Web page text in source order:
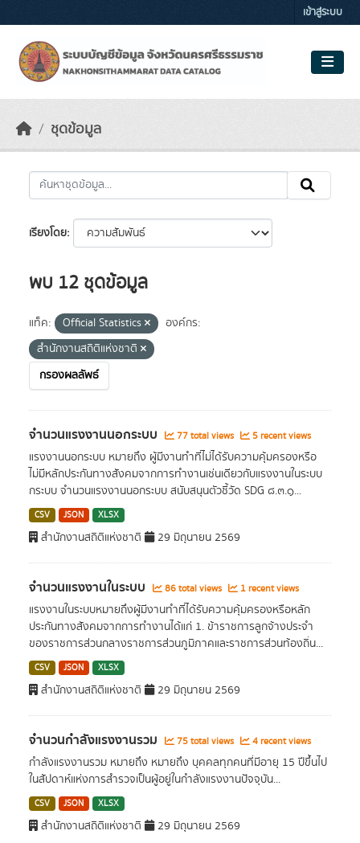
เข้าสู่ระบบ
ชุดข้อมูล
เรียงโดย
พบ 12 ชุดข้อมูล
แท็ค: Official Statistics
องค์กร:
สำนักงานสถิติแห่งชาติ
กรองผลลัพธ์
จำนวนแรงงานนอกระบบ 77 total views 5 recent views
แรงงานนอกระบบ หมายถึง ผู้มีงานทําที่ไม่ได้รับความคุ้มครองหรือ
ไม่มีหลักประกันทางสังคมจากการทํางานเช่นเดียวกับแรงงานในระบบ
กระบบ จำนวนแรงงานนอกระบบ สนับสนุนตัวชี้วัด SDG ๘.๓.๑...
CSV JSON XLSX
สำนักงานสถิติแห่งชาติ 29 มิถุนายน 2569
จำนวนแรงงานในระบบ 86 total views 1 recent views
แรงงานในระบบหมายถึงผู้มีงานทําที่ได้รับความคุ้มครองหรือหลัก
ประกันทางสังคมจากการทํางานได้แก่ 1. ข้าราชการลูกจ้างประจํา
ของราชการส่วนกลางราชการส่วนภูมิภาคและราชการส่วนท้องถิ่น...
CSV JSON XLSX
สำนักงานสถิติแห่งชาติ 29 มิถุนายน 2569
จำนวนกำลังแรงงานรวม 75 total views 4 recent views
กำลังแรงงานรวม หมายถึง หมายถึง บุคคลทุกคนที่มีอายุ 15 ปีขึ้นไป
ในสัปดาห์แห่งการสำรวจเป็นผู้อยู่ในกำลังแรงงานปัจจุบัน...
CSV JSON XLSX
สำนักงานสถิติแห่งชาติ 29 มิถุนายน 2569